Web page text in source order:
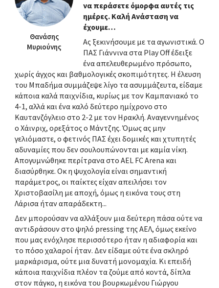
Θανάσης
Μυριούνης
να περάσετε όμορφα αυτές τις
ημέρες. Καλή Ανάσταση να
έχουμε…
Ας ξεκινήσουμε με τα αγωνιστικά. Ο
ΠΑΣ Γιάννινα στα Play Off έδειξε
ένα απελευθερωμένο πρόσωπο,
χωρίς άγχος και βαθμολογικές σκοπιμότητες. Η έλευση
του Μπαδήμα συμμάζεψε λίγο τα ασυμμάζευτα, είδαμε
κάποια καλά παιχνίδια, κυρίως με τον Καμπανιακό το
4-1, αλλά και ένα καλό δεύτερο ημίχρονο στο
Καυτανζόγλειο στο 2-2 με τον Ηρακλή. Αναγεννημένος
ο Χάινριχ, ορεξάτος ο Μάντζης. Όμως ας μην
γελιόμαστε, ο φετινός ΠΑΣ έχει δομικές και χτυπητές
αδυναμίες που δεν σουλουπώνονται με καμία νίκη.
Απογυμνώθηκε περίτρανα στο AEL FC Arena και
διασύρθηκε. Οκ η ψυχολογία είναι σημαντική
παράμετρος, οι παίκτες είχαν απειλήσει τον
Χριστοβασίλη με αποχή, όμως η εικόνα τους στη
Λάρισα ήταν απαράδεκτη...
Δεν μπορούσαν να αλλάξουν μια δεύτερη πάσα ούτε να
αντιδράσουν στο ψηλό pressing της ΑΕΛ, όμως εκείνο
που μας ενόχλησε περισσότερο ήταν η αδιαφορία και
το πόσο χαλαροί ήταν. Δεν είδαμε ούτε ένα σκληρό
μαρκάρισμα, ούτε μια δυνατή μονομαχία. Κι επειδή
κάποια παιχνίδια πλέον τα ζούμε από κοντά, δίπλα
στον πάγκο, η εικόνα του βουρκωμένου Γιώργου